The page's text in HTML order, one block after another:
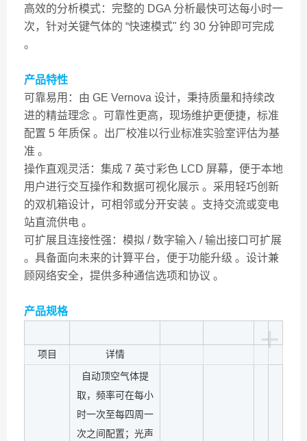
高效的分析模式：完整的 DGA 分析最快可达每小时一
次，针对关键气体的 “快速模式" 约 30 分钟即可完成
。
产品特性
可靠易用：由 GE Vernova 设计，秉持质量和持续改
进的精益理念 。可靠性更高，现场维护更便捷，标准
配置 5 年质保 。出厂校准以行业标准实验室评估为基
准 。
操作直观灵活：集成 7 英寸彩色 LCD 屏幕，便于本地
用户进行交互操作和数据可视化展示 。采用轻巧创新
的双机箱设计，可相邻或分开安装 。支持交流或变电
站直流供电 。
可扩展且连接性强：模拟 / 数字输入 / 输出接口可扩展
。具备面向未来的计算平台，便于功能升级 。设计兼
顾网络安全，提供多种通信选项和协议 。
产品规格
+
项目
详情
自动顶空气体提
取，频率可在每小
时一次至每四周一
次之间配置；光声